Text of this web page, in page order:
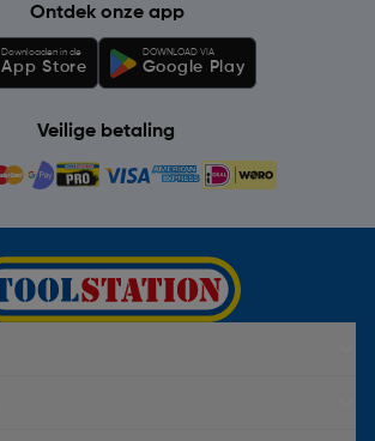
Ontdek onze app
Downloaden in de
App Store
DOWNLOAD VIA
Google Play
Veilige betaling